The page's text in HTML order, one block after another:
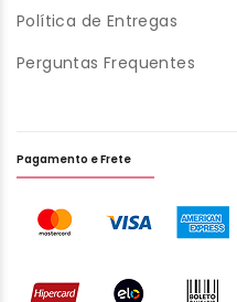
Política de Entregas
Perguntas Frequentes
Pagamento e Frete